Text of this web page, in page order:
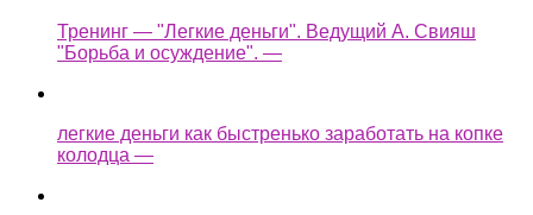
Тренинг — "Легкие деньги". Ведущий А. Свияш
"Борьба и осуждение". —
легкие деньги как быстренько заработать на копке
колодца —